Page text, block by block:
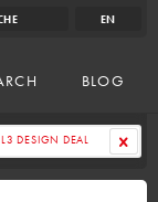
EN
BLOG
L3 DESIGN DEAL